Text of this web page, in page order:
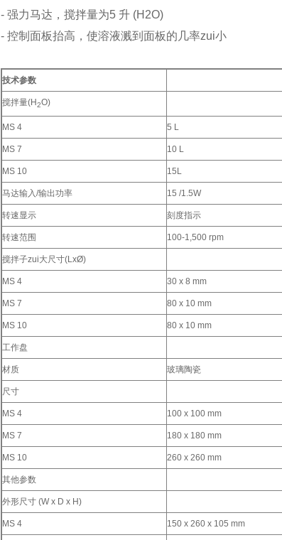
- 强力马达，搅拌量为5 升 (H2O)
- 控制面板抬高，使溶液溅到面板的几率zui小
技术参数
搅拌量(H2O)
MS 4 5 L
MS 7 10 L
MS 10 15L
马达输入/输出功率 15 /1.5W
转速显示 刻度指示
转速范围 100-1,500 rpm
搅拌子zui大尺寸(LxØ)
MS 4 30 x 8 mm
MS 7 80 x 10 mm
MS 10 80 x 10 mm
工作盘
材质 玻璃陶瓷
尺寸
MS 4 100 x 100 mm
MS 7 180 x 180 mm
MS 10 260 x 260 mm
其他参数
外形尺寸 (W x D x H)
MS 4 150 x 260 x 105 mm